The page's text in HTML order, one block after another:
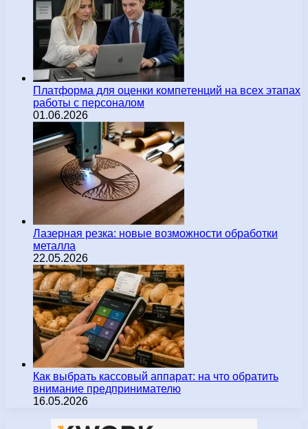
Платформа для оценки компетенций на всех этапах
работы с персоналом
01.06.2026
Лазерная резка: новые возможности обработки
металла
22.05.2026
Как выбрать кассовый аппарат: на что обратить
внимание предпринимателю
16.05.2026